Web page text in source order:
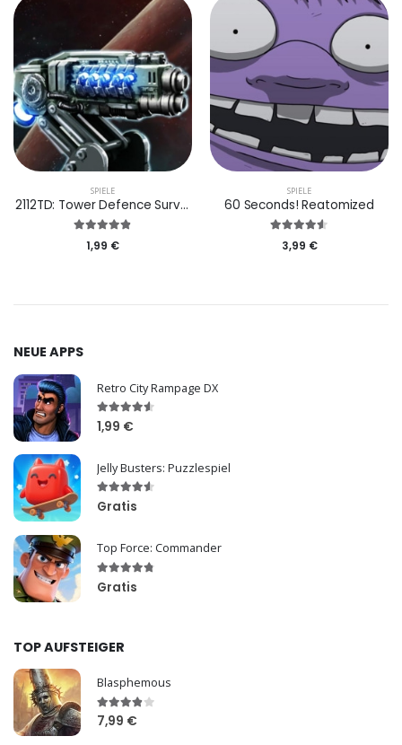
SPIELE
2112TD: Tower Defence Survival
1,99 €
SPIELE
60 Seconds! Reatomized
3,99 €
NEUE APPS
Retro City Rampage DX
1,99 €
Jelly Busters: Puzzlespiel
Gratis
Top Force: Commander
Gratis
TOP AUFSTEIGER
Blasphemous
7,99 €